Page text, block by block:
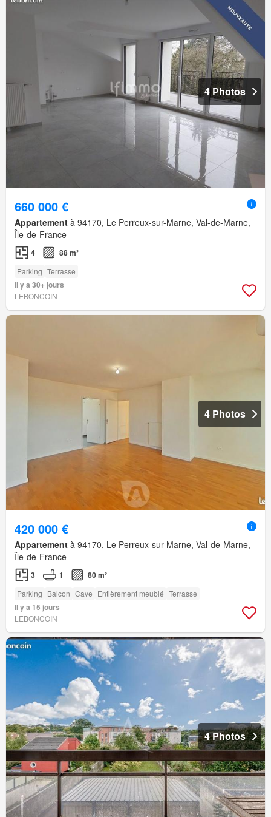
4 Photos
660 000 €
Appartement à 94170, Le Perreux-sur-Marne, Val-de-Marne,
Île-de-France
4 88 m²
Parking Terrasse
Il y a 30+ jours
LEBONCOIN
4 Photos
420 000 €
Appartement à 94170, Le Perreux-sur-Marne, Val-de-Marne,
Île-de-France
3 1 80 m²
Parking Balcon Cave Entièrement meublé Terrasse
Il y a 15 jours
LEBONCOIN
4 Photos